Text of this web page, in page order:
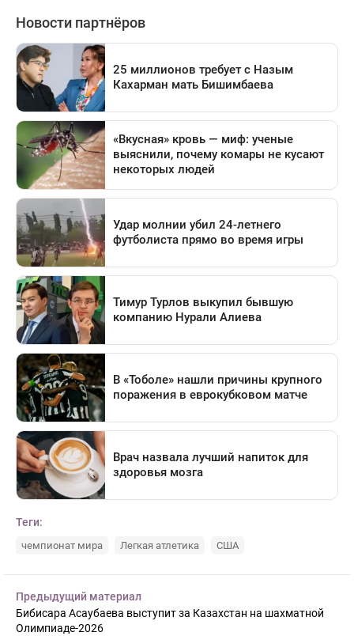
Теги:
чемпионат мира Легкая атлетика США
Предыдущий материал
Бибисара Асаубаева выступит за Казахстан на шахматной
Олимпиаде-2026